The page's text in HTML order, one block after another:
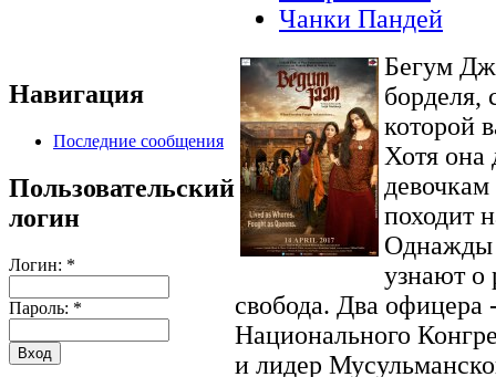
Навигация
Последние сообщения
Пользовательский
логин
Логин: *
Пароль: *
Чанки Пандей
Бегум
борделя,
которой
Хотя она
походит
Однажды
узнают о
свобода. Два офицера
Национального
и лидер